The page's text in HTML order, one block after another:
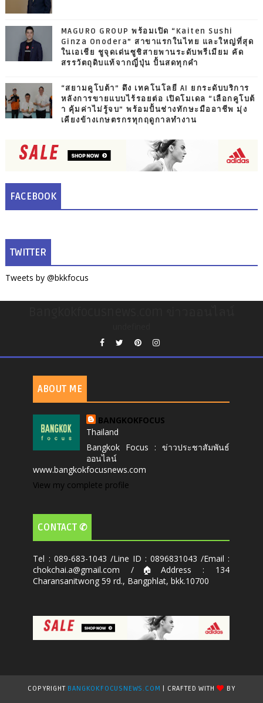
MAGURO GROUP พร้อมเปิด “Kaiten Sushi
Ginza Onodera” สาขาแรกในไทย และใหญ่ที่สุด
ในเอเชีย ชูจุดเด่นซูชิสายพานระดับพรีเมียม คัด
สรรวัตถุดิบแท้จากญี่ปุ่น ปั้นสดทุกคำ
“สยามคูโบต้า” ดึง เทคโนโลยี AI ยกระดับบริการ
หลังการขายแบบไร้รอยต่อ เปิดโมเดล “เลือกคูโบต้
า คุ้มค่าไม่รู้จบ” พร้อมปั้นช่างทักษะมืออาชีพ มุ่ง
เคียงข้างเกษตรกรทุกฤดูกาลทำงาน
FACEBOOK
TWITTER
Tweets by @bkkfocus
ABOUT ME
BANGKOKFOCUS
Thailand
Bangkok Focus : ข่าวประชาสัมพันธ์
ออนไลน์
www.bangkokfocusnews.com
View my complete profile
CONTACT ✆
Tel : 089-683-1043 /Line ID : 0896831043 /Email :
chokchai.a@gmail.com /🏠Address : 134
Charansanitwong 59 rd., Bangphlat, bkk.10700
COPYRIGHT BANGKOKFOCUSNEWS.COM | CRAFTED WITH
BY